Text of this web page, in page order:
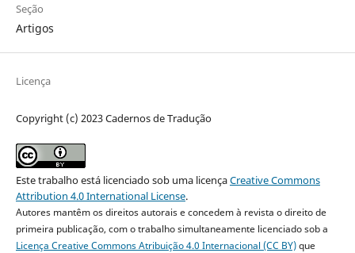
Seção
Artigos
Licença
Copyright (c) 2023 Cadernos de Tradução
Este trabalho está licenciado sob uma licençaCreative Commons
Attribution 4.0 International License.
Autores mantêm os direitos autorais e concedem à revista o direito de
primeira publicação, com o trabalho simultaneamente licenciado sob a
Licença Creative Commons Atribuição 4.0 Internacional (CC BY)que